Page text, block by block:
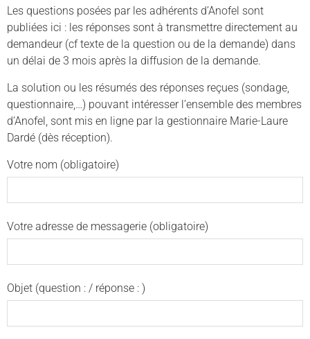
Les questions posées par les adhérents d’Anofel sont
publiées ici : les réponses sont à transmettre directement au
demandeur (cf texte de la question ou de la demande) dans
un délai de 3 mois après la diffusion de la demande.
La solution ou les résumés des réponses reçues (sondage,
questionnaire,…) pouvant intéresser l’ensemble des membres
d’Anofel, sont mis en ligne par la gestionnaire Marie-Laure
Dardé (dès réception).
Votre nom (obligatoire)
Votre adresse de messagerie (obligatoire)
Objet (question : / réponse : )